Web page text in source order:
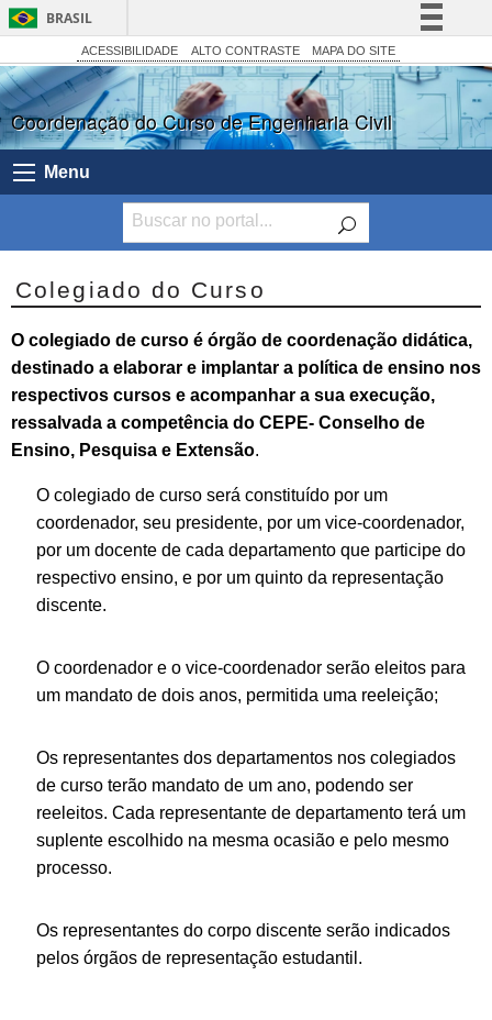
BRASIL
Simplifique!
Comunica BR
Participe
Acesso à informação
Canais
ACESSIBILIDADE ALTO CONTRASTE MAPA DO SITE
Coordenação do Curso de Engenharia Civil
Menu
Colegiado do Curso
O colegiado de curso é órgão de coordenação didática,
destinado a elaborar e implantar a política de ensino nos
respectivos cursos e acompanhar a sua execução,
ressalvada a competência do CEPE- Conselho de
Ensino, Pesquisa e Extensão.
O colegiado de curso será constituído por um
coordenador, seu presidente, por um vice-coordenador,
por um docente de cada departamento que participe do
respectivo ensino, e por um quinto da representação
discente.
O coordenador e o vice-coordenador serão eleitos para
um mandato de dois anos, permitida uma reeleição;
Os representantes dos departamentos nos colegiados
de curso terão mandato de um ano, podendo ser
reeleitos. Cada representante de departamento terá um
suplente escolhido na mesma ocasião e pelo mesmo
processo.
Os representantes do corpo discente serão indicados
pelos órgãos de representação estudantil.